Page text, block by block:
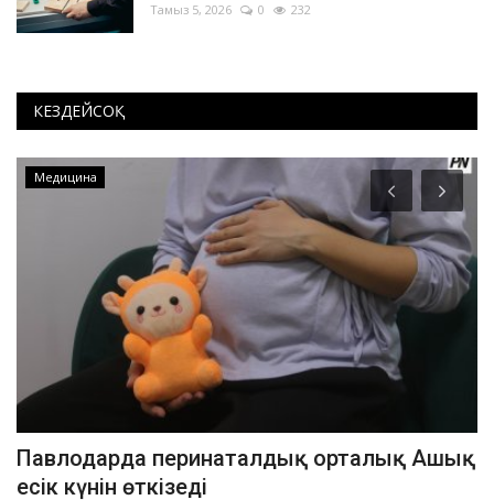
Тамыз 5, 2026 0 232
КЕЗДЕЙСОҚ
Медицина
Павлодарда перинаталдық орталық Ашық
есік күнін өткізеді